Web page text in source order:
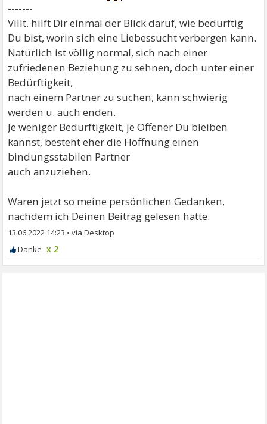
-------
Villt. hilft Dir einmal der Blick daruf, wie bedürftig
Du bist, worin sich eine Liebessucht verbergen kann.
Natürlich ist völlig normal, sich nach einer
zufriedenen Beziehung zu sehnen, doch unter einer
Bedürftigkeit,
nach einem Partner zu suchen, kann schwierig
werden u. auch enden.
Je weniger Bedürftigkeit, je Offener Du bleiben
kannst, besteht eher die Hoffnung einen
bindungsstabilen Partner
auch anzuziehen.
Waren jetzt so meine persönlichen Gedanken,
nachdem ich Deinen Beitrag gelesen hatte.
13.06.2022 14:23 •
x 2